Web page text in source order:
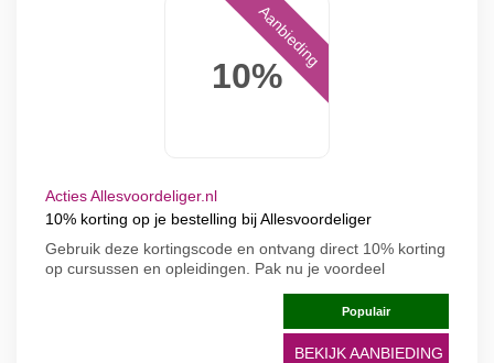
10%
Aanbieding
Acties Allesvoordeliger.nl
10% korting op je bestelling bij Allesvoordeliger
Gebruik deze kortingscode en ontvang direct 10% korting
op cursussen en opleidingen. Pak nu je voordeel
Populair
BEKIJK AANBIEDING